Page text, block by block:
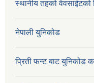
स्थानीय तहको वेवसाईटको
नेपाली युनिकोड
प्रिती फन्ट बाट युनिकोड